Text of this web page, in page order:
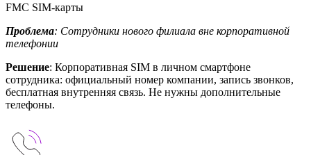
FMC SIM-карты
Проблема: Сотрудники нового филиала вне корпоративной
телефонии
Решение: Корпоративная SIM в личном смартфоне
сотрудника: официальный номер компании, запись звонков,
бесплатная внутренняя связь. Не нужны дополнительные
телефоны.